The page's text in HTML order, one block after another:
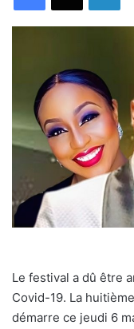
Le festival a dû être
Covid-19. La
démarre ce jeudi 6